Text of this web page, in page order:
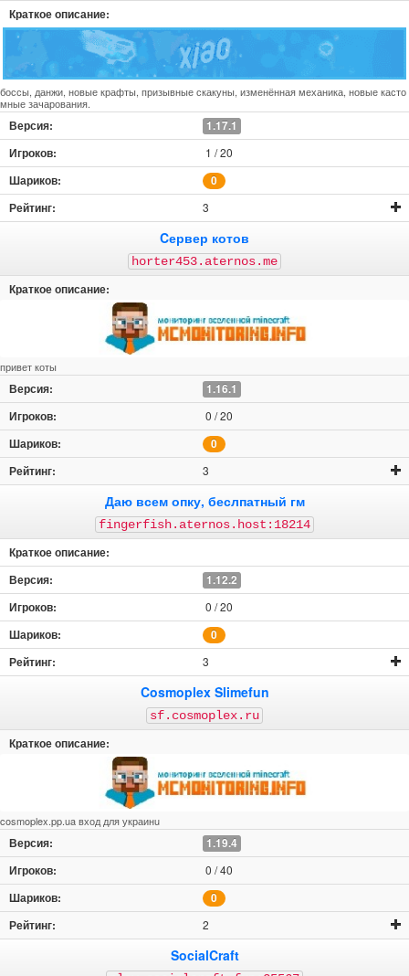
боссы, данжи, новые крафты, призывные скакуны, изменённая механика, новые касто
мные зачарования.
1.17.1
1 / 20
0
3
Cервер котов
horter453.aternos.me
привет коты
1.16.1
0 / 20
0
3
Даю всем опку, беслпатный гм
fingerfish.aternos.host:18214
1.12.2
0 / 20
0
3
Cosmoplex Slimefun
sf.cosmoplex.ru
cosmoplex.pp.ua вход для украинu
1.19.4
0 / 40
0
2
SocialCraft